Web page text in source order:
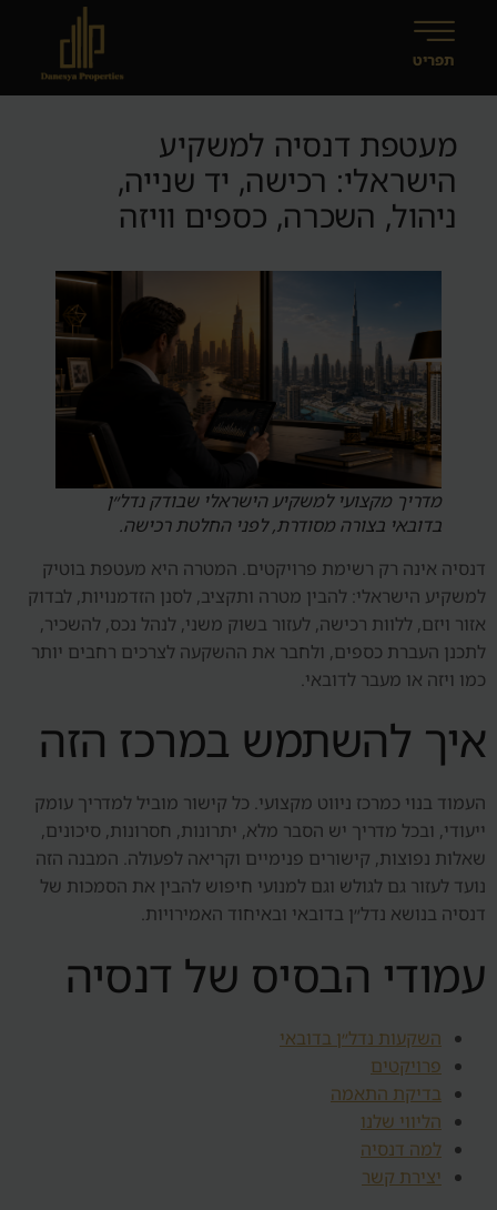
מעטפת דנסיה למשקיע
הישראלי: רכישה, יד שנייה,
ניהול, השכרה, כספים וויזה
מדריך מקצועי למשקיע הישראלי שבודק נדל״ן
בדובאי בצורה מסודרת, לפני החלטת רכישה.
דנסיה אינה רק רשימת פרויקטים. המטרה היא מעטפת בוטיק
למשקיע הישראלי: להבין מטרה ותקציב, לסנן הזדמנויות, לבדוק
אזור ויזם, ללוות רכישה, לעזור בשוק משני, לנהל נכס, להשכיר,
לתכנן העברת כספים, ולחבר את ההשקעה לצרכים רחבים יותר
כמו ויזה או מעבר לדובאי.
איך להשתמש במרכז הזה
העמוד בנוי כמרכז ניווט מקצועי. כל קישור מוביל למדריך עומק
ייעודי, ובכל מדריך יש הסבר מלא, יתרונות, חסרונות, סיכונים,
שאלות נפוצות, קישורים פנימיים וקריאה לפעולה. המבנה הזה
נועד לעזור גם לגולש וגם למנועי חיפוש להבין את הסמכות של
דנסיה בנושא נדל״ן בדובאי ובאיחוד האמירויות.
עמודי הבסיס של דנסיה
השקעות נדל״ן בדובאי
פרויקטים
בדיקת התאמה
הליווי שלנו
למה דנסיה
יצירת קשר